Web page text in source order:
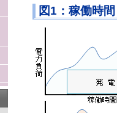
図1：稼働時